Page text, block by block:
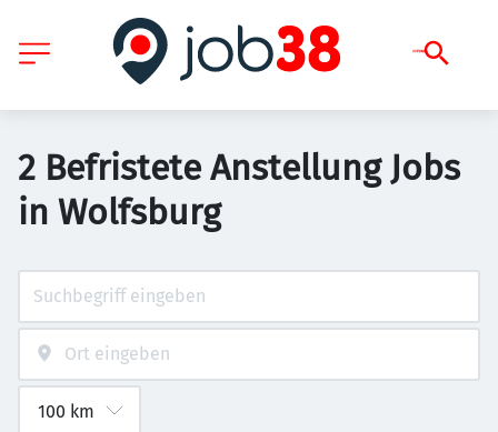
2 Befristete Anstellung Jobs
in Wolfsburg